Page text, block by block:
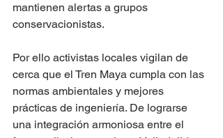
mantienen alertas a grupos
conservacionistas.
Por ello activistas locales vigilan de
cerca que el Tren Maya cumpla con las
normas ambientales y mejores
prácticas de ingeniería. De lograrse
una integración armoniosa entre el